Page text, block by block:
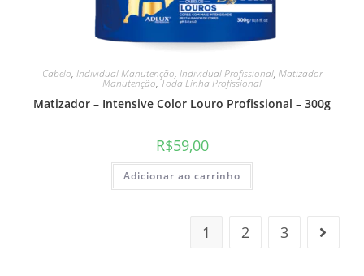
Cabelo, Individual Manutenção, Individual Profissional, Matizador
Manutenção,Toda Linha Profissional
Matizador – Intensive Color Louro Profissional – 300g
R$59,00
Adicionar ao carrinho
1 2 3